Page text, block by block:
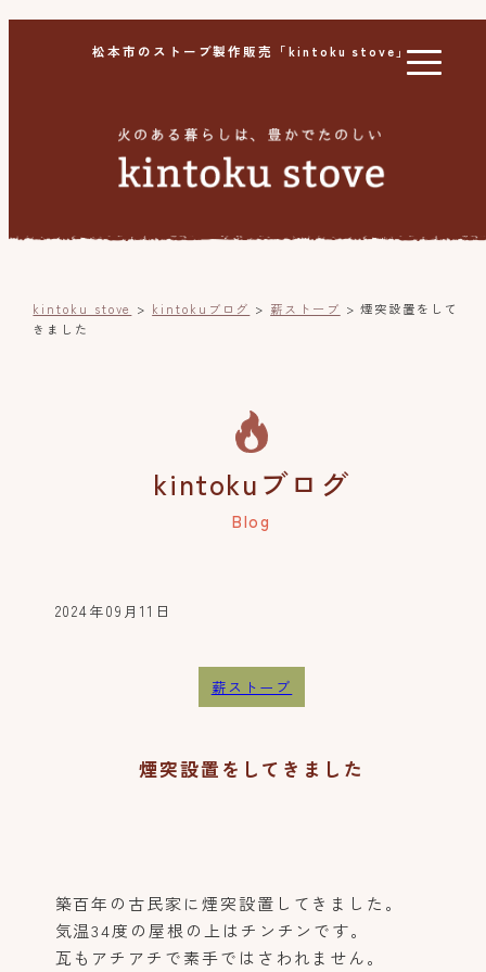
松本市のストーブ製作販売「kintoku stove」
kintoku stove > kintokuブログ > 薪ストーブ >煙突設置をして
きました
kintokuブログ
2024年09月11日
煙突設置をしてきました
薪ストーブ
築百年の古民家に煙突設置してきました。
気温34度の屋根の上はチンチンです。
瓦もアチアチで素手ではさわれません。